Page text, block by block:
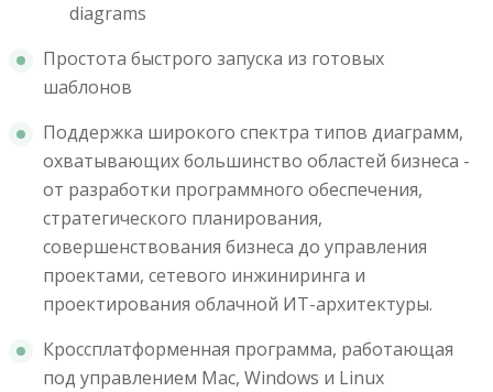
diagrams
Простота быстрого запуска из готовых
шаблонов
Поддержка широкого спектра типов диаграмм,
охватывающих большинство областей бизнеса -
от разработки программного обеспечения,
стратегического планирования,
совершенствования бизнеса до управления
проектами, сетевого инжиниринга и
проектирования облачной ИТ-архитектуры.
Кроссплатформенная программа, работающая
под управлением Mac, Windows и Linux